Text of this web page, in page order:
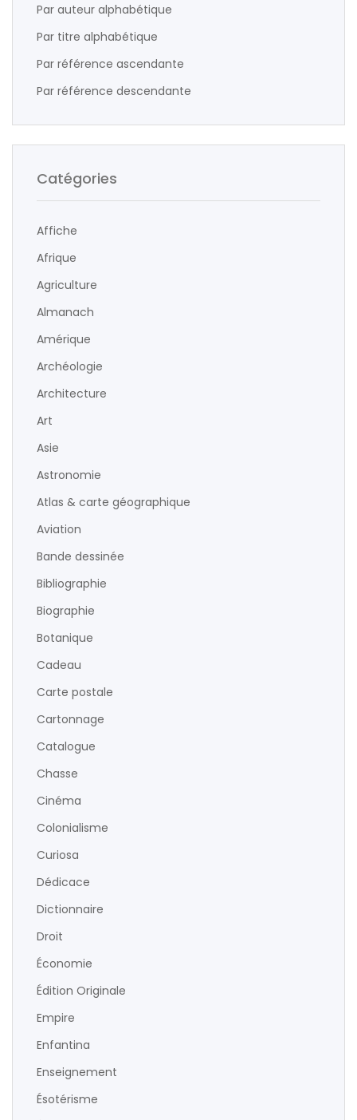
Par auteur alphabétique
Par titre alphabétique
Par référence ascendante
Par référence descendante
Catégories
Affiche
Afrique
Agriculture
Almanach
Amérique
Archéologie
Architecture
Art
Asie
Astronomie
Atlas & carte géographique
Aviation
Bande dessinée
Bibliographie
Biographie
Botanique
Cadeau
Carte postale
Cartonnage
Catalogue
Chasse
Cinéma
Colonialisme
Curiosa
Dédicace
Dictionnaire
Droit
Économie
Édition Originale
Empire
Enfantina
Enseignement
Ésotérisme